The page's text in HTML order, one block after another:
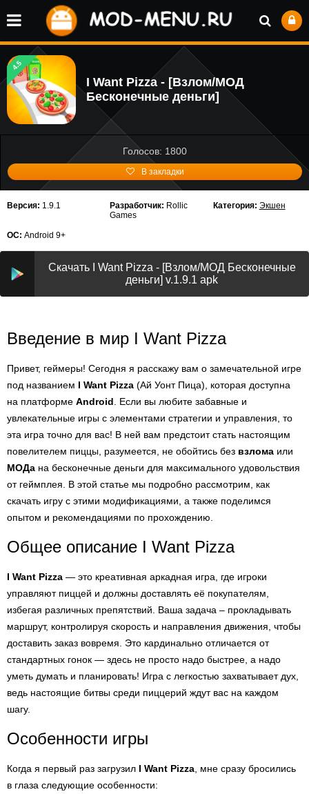
4.5
I Want Pizza - [Взлом/МОД
Бесконечные деньги]
Голосов: 1800
В закладки
Версия: 1.9.1 Разработчик: Rollic
Games
Категория: Экшен
ОС: Android 9+
Скачать I Want Pizza - [Взлом/МОД Бесконечные
деньги] v.1.9.1 apk
Введение в мир I Want Pizza
Привет, геймеры! Сегодня я расскажу вам о замечательной игре
под названием I Want Pizza (Ай Уонт Пица), которая доступна
на платформе Android . Если вы любите забавные и
увлекательные игры с элементами стратегии и управления, то
эта игра точно для вас! В ней вам предстоит стать настоящим
повелителем пиццы, разумеется, не обойтись без взлома или
МОДа на бесконечные деньги для максимального удовольствия
от геймплея. В этой статье мы подробно рассмотрим, как
скачать игру с этими модификациями, а также поделимся
опытом и рекомендациями по прохождению.
Общее описание I Want Pizza
I Want Pizza — это креативная аркадная игра, где игроки
управляют пиццей и должны доставлять её покупателям,
избегая различных препятствий. Ваша задача – прокладывать
маршрут, контролируя скорость и направления движения, чтобы
доставить заказ вовремя. Это кардинально отличается от
стандартных гонок — здесь не просто надо быстрее, а надо
уметь думать и планировать! Игра с легкостью захватывает дух,
ведь настоящие битвы среди пиццерий ждут вас на каждом
шагу.
Особенности игры
Когда я первый раз загрузил I Want Pizza , мне сразу бросились
в глаза следующие особенности: